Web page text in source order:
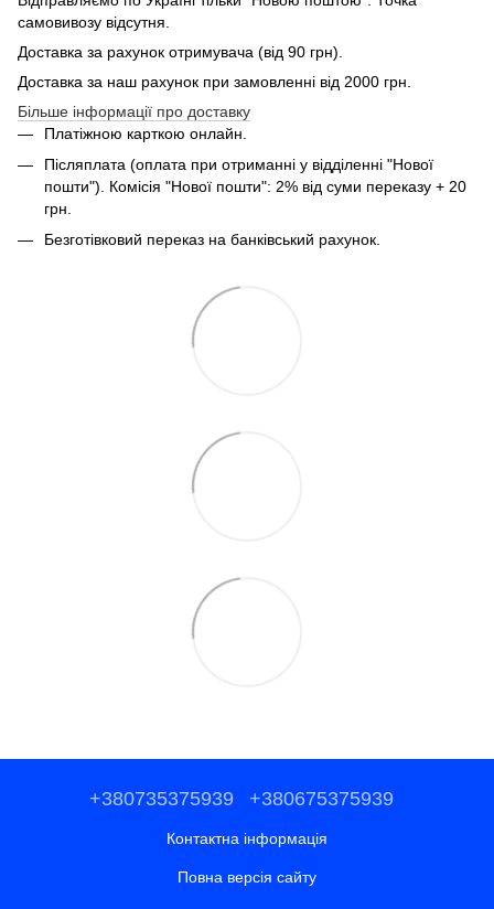
самовивозу відсутня.
Доставка за рахунок отримувача (від 90 грн).
Доставка за наш рахунок при замовленні від 2000 грн.
Більше інформації про доставку
Платіжною карткою онлайн.
Післяплата (оплата при отриманні у відділенні "Нової
пошти"). Комісія "Нової пошти": 2% від суми переказу + 20
грн.
Безготівковий переказ на банківський рахунок.
+380735375939 +380675375939
Контактна інформація
Повна версія сайту